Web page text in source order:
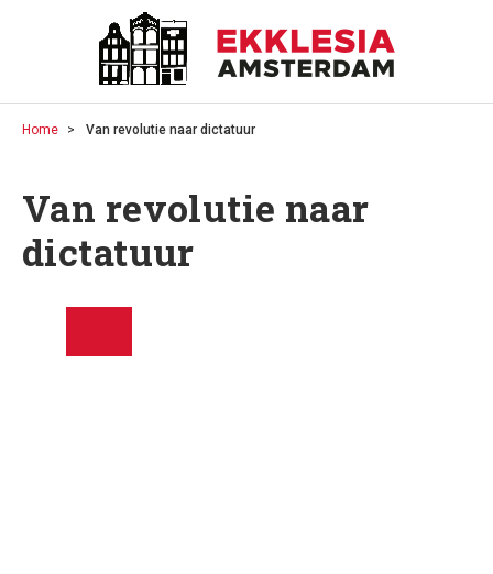
Home Van revolutie naar dictatuur
Van revolutie naar
dictatuur